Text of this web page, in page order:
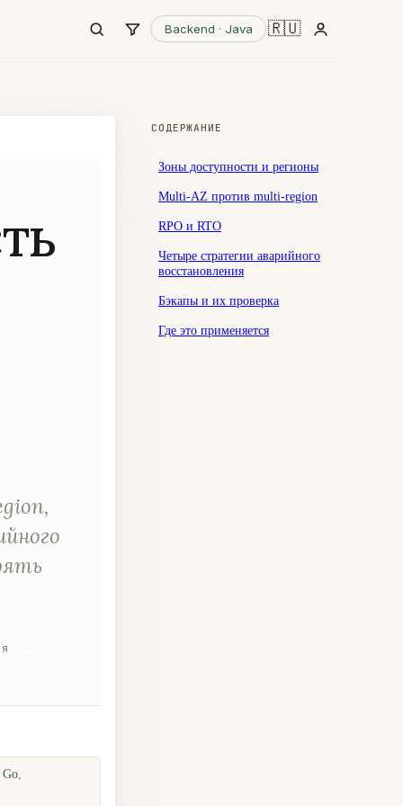
Backend · Java 🇷🇺
Go,
СОДЕРЖАНИЕ
Зоны доступности и регионы
Multi-AZ против multi-region
RPO и RTO
Четыре стратегии аварийного
восстановления
Бэкапы и их проверка
Где это применяется